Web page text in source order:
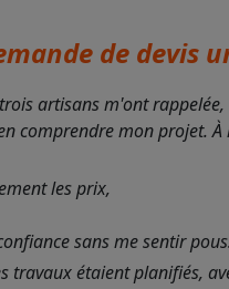
de devis
artisans m'ont
comprendre mon projet.
les prix,
sans me sentir
travaux étaient planifiés,